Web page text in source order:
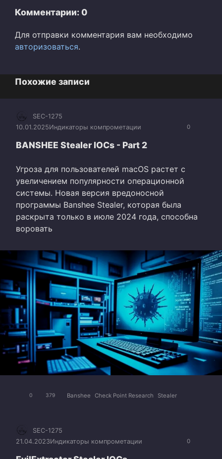
Комментарии: 0
Для отправки комментария вам необходимо
авторизоваться.
Похожие записи
0
SEC-1275
10.01.2025Индикаторы компрометации
BANSHEE Stealer IOCs - Part 2
Угроза для пользователей macOS растет с
увеличением популярности операционной
системы. Новая версия вредоносной
программы Banshee Stealer, которая была
раскрыта только в июле 2024 года, способна
воровать
0 379 Banshee Check Point Research Stealer
0
SEC-1275
21.04.2023Индикаторы компрометации